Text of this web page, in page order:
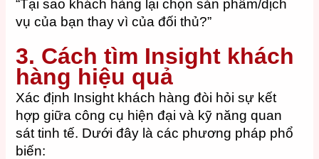
“Tại sao khách hàng lại chọn sản phẩm/dịch
vụ của bạn thay vì của đối thủ?”
3. Cách tìm Insight khách
hàng hiệu quả
Xác định Insight khách hàng đòi hỏi sự kết
hợp giữa công cụ hiện đại và kỹ năng quan
sát tinh tế. Dưới đây là các phương pháp phổ
biến: